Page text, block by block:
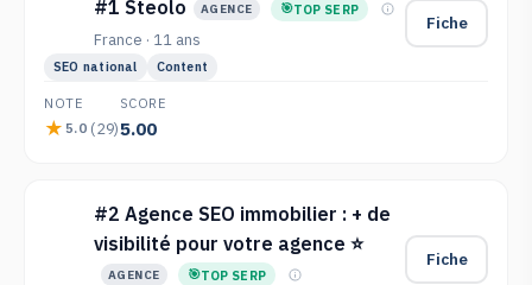
#1 Steolo AGENCE TOP SERP
France · 11 ans
Fiche
SEO national Content
NOTE
5.0 (29)
SCORE
5.00
#2 Agence SEO immobilier : + de
visibilité pour votre agence ⭐
AGENCE TOP SERP
Fiche